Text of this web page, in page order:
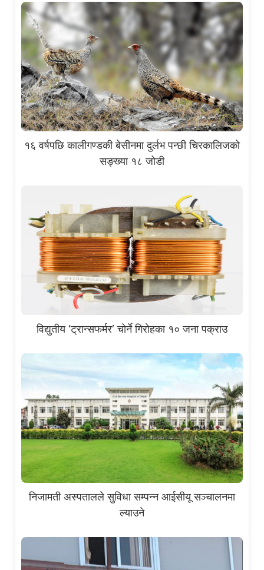
१६ वर्षपछि कालीगण्डकी बेसीनमा दुर्लभ पन्छी चिरकालिजको
सङ्ख्या १८ जोडी
विद्युतीय ‘ट्रान्सफर्मर’ चोर्ने गिरोहका १० जना पक्राउ
निजामती अस्पतालले सुविधा सम्पन्न आईसीयू सञ्चालनमा
ल्याउने